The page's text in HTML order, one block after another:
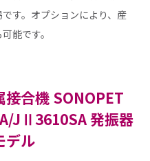
す。オプションにより、産
能です。
接合機 SONOPET
JⅡ3610SA 発振器
デル